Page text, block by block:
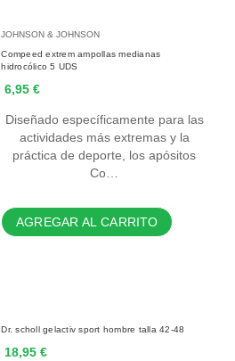
JOHNSON & JOHNSON
Compeed extrem ampollas medianas
hidrocólico 5 UDS
6,95 €
Diseñado específicamente para las
actividades más extremas y la
práctica de deporte, los apósitos
Co…
AGREGAR AL CARRITO
Dr. scholl gelactiv sport hombre talla 42-48
18,95 €